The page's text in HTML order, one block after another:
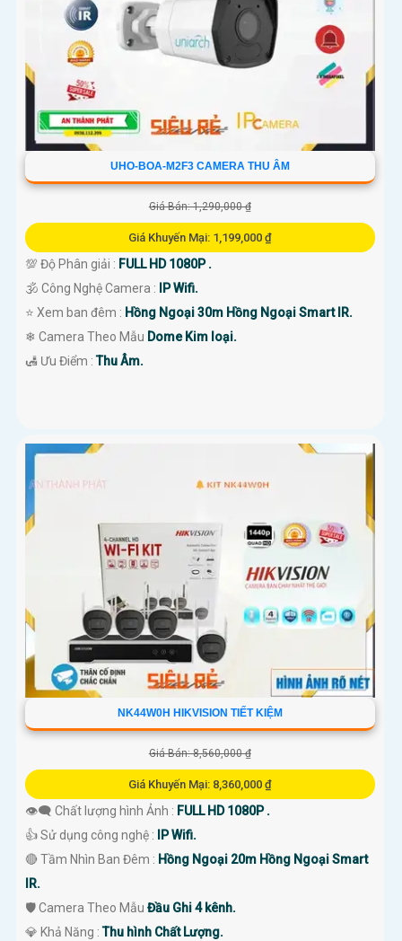
UHO-BOA-M2F3 CAMERA THU ÂM
Giá Bán: 1,290,000 ₫
Giá Khuyến Mại: 1,199,000 ₫
💯 Độ Phân giải : FULL HD 1080P .
🕉️ Công Nghệ Camera :
IP Wifi.
⭐ Xem ban đêm : Hồng Ngoại 30m Hồng Ngoại Smart IR.
❄ Camera Theo Mẫu Dome Kim loại.
️🛃 Ưu Điểm :Thu Âm.
NK44W0H HIKVISION TIẾT KIỆM
Giá Bán: 8,560,000 ₫
Giá Khuyến Mại: 8,360,000 ₫
👁️‍🗨 Chất lượng hình Ảnh : FULL HD 1080P .
👍 Sử dụng công nghệ :
IP Wifi.
🔴 Tầm Nhìn Ban Đêm : Hồng Ngoại 20m Hồng Ngoại Smart
IR.
🛡 Camera Theo Mẫu Đầu Ghi 4 kênh.
️💎 Khả Năng :Thu hình Chất Lượng.